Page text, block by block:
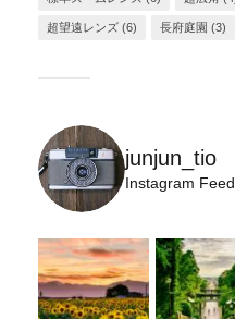
超望遠レンズ (6) 長府庭園 (3)
junjun_tio
Instagram Feed